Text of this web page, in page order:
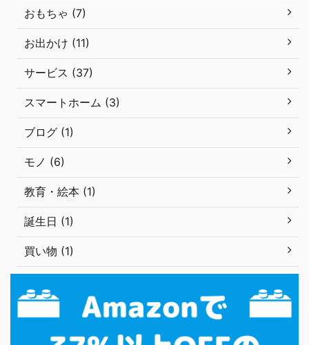
おもちゃ (7)
お出かけ (11)
サービス (37)
スマートホーム (3)
ブログ (1)
モノ (6)
教育・絵本 (1)
誕生日 (1)
買い物 (1)